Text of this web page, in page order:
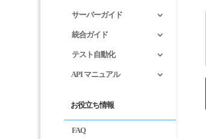
サーバーガイド
統合ガイド
テスト自動化
API マニュアル
お役立ち情報
FAQ